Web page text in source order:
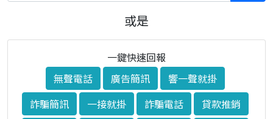
或是
一鍵快速回報
無聲電話
廣告簡訊
響一聲就掛
詐騙簡訊
一接就掛 詐騙電話
貸款推銷